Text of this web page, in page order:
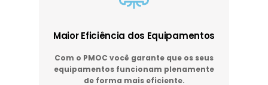
Maior Eficiência dos Equipamentos
Com o PMOC você garante que os seus
equipamentos funcionam plenamente
de forma mais eficiente.